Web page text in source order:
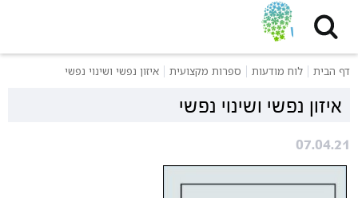
דף הבית לוח מודעות ספרות מקצועית איזון נפשי ושינוי נפשי
איזון נפשי ושינוי נפשי
07.04.21